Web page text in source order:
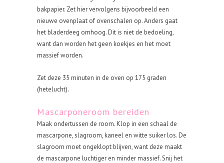
bakpapier. Zet hier vervolgens bijvoorbeeld een
nieuwe ovenplaat of ovenschalen op. Anders gaat
het bladerdeeg omhoog. Dit is niet de bedoeling,
want dan worden het geen koekjes en het moet
massief worden.
Zet deze 35 minuten in de oven op 175 graden
(hetelucht).
Mascarponeroom bereiden
Maak ondertussen de room. Klop in een schaal de
mascarpone, slagroom, kaneel en witte suiker los. De
slagroom moet ongeklopt blijven, want deze maakt
de mascarpone luchtiger en minder massief. Snij het